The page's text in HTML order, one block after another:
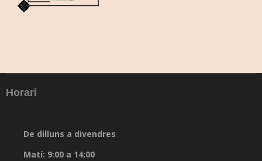
Horari
De dilluns a divendres
Matí: 9:00 a 14:00